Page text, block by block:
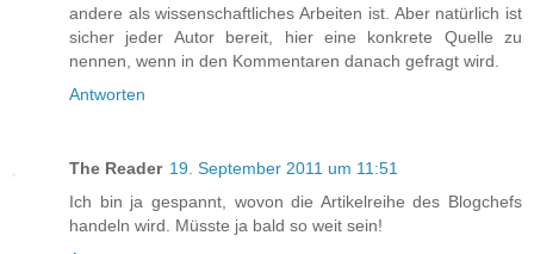
andere als wissenschaftliches Arbeiten ist. Aber natürlich ist
sicher jeder Autor bereit, hier eine konkrete Quelle zu
nennen, wenn in den Kommentaren danach gefragt wird.
Antworten
The Reader 19. September 2011 um 11:51
Ich bin ja gespannt, wovon die Artikelreihe des Blogchefs
handeln wird. Müsste ja bald so weit sein!